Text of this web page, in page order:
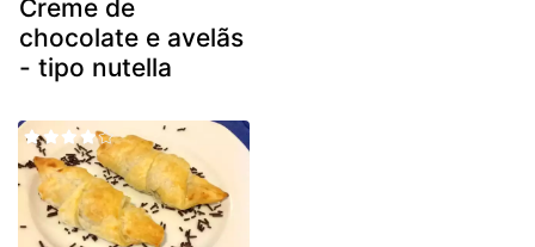
Creme de
chocolate e avelãs
- tipo nutella